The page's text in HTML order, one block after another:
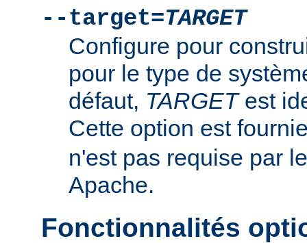
--target=TARGET
Configure pour
pour le type de
défaut, TARGETest
Cette option est
n'est pas requise par
Apache.
Fonctionnalités